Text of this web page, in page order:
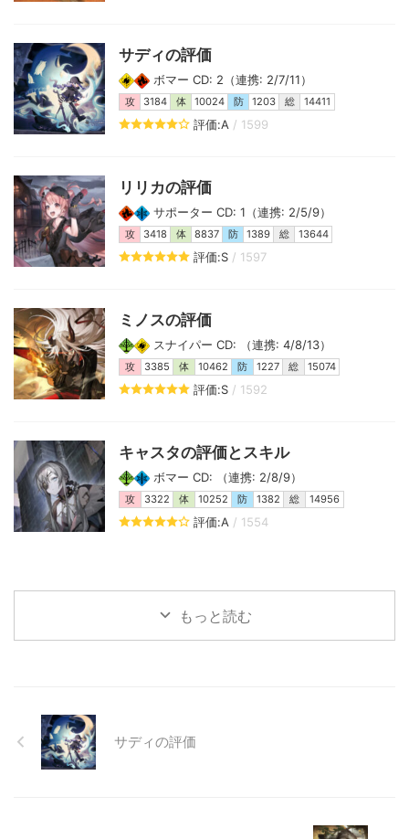
サディの評価
ボマー CD: 2（連携: 2/7/11）
攻 3184 体 10024 防 1203 総 14411
評価:A / 1599
リリカの評価
サポーター CD: 1（連携: 2/5/9）
攻 3418 体 8837 防 1389 総 13644
評価:S / 1597
ミノスの評価
スナイパー CD: （連携: 4/8/13）
攻 3385 体 10462 防 1227 総 15074
評価:S / 1592
キャスタの評価とスキル
ボマー CD: （連携: 2/8/9）
攻 3322 体 10252 防 1382 総 14956
評価:A / 1554
もっと読む
サディの評価